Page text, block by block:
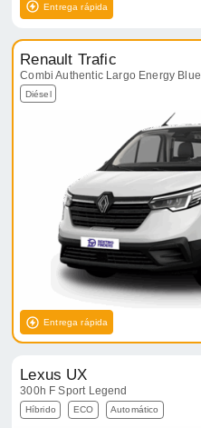
Entrega rápida
Renault Trafic
Combi Authentic Largo Energy Blue
Diésel
Entrega rápida
Lexus UX
300h F Sport Legend
Híbrido ECO Automático